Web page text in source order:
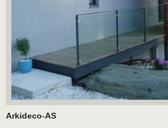
Arkideco-AS